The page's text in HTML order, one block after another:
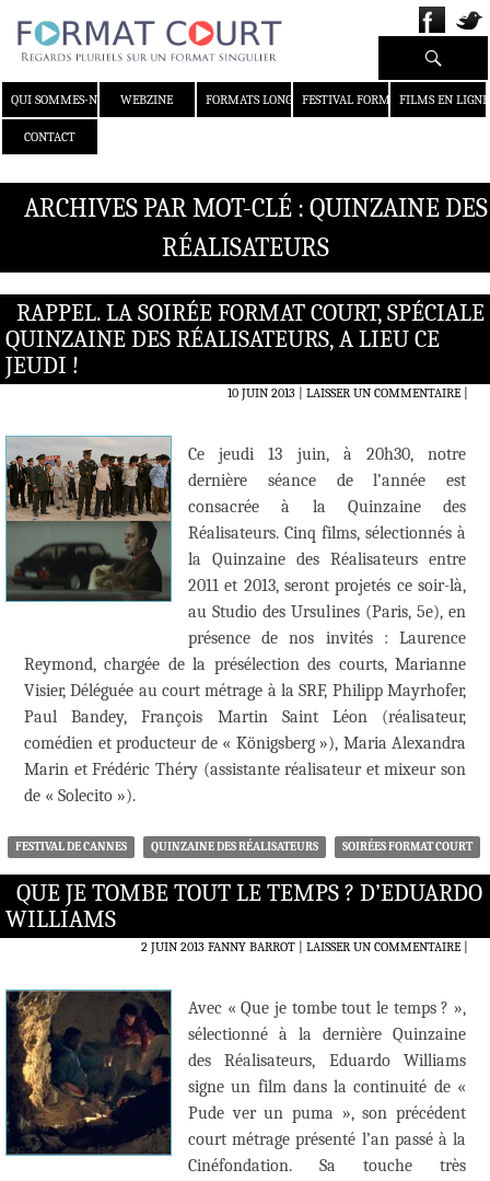
QUI SOMMES-NOUS ?WEBZINE FORMATS LONGS FESTIVAL FORMAT COURT
FILMS EN LIGNE
CONTACT
Recherche
ARCHIVES PAR MOT-CLÉ : QUINZAINE DES
RÉALISATEURS
RAPPEL. LA SOIRÉE FORMAT COURT, SPÉCIALE
QUINZAINE DES RÉALISATEURS, A LIEU CE
JEUDI !
10 JUIN 2013 LAISSER UN COMMENTAIRE|
Ce jeudi 13 juin, à 20h30, notre
dernière séance de l’année est
consacrée à la Quinzaine des
Réalisateurs. Cinq films, sélectionnés à
la Quinzaine des Réalisateurs entre
2011 et 2013, seront projetés ce soir-là,
au Studio des Ursulines (Paris, 5e), en
présence de nos invités : Laurence
Reymond, chargée de la présélection des courts, Marianne
Visier, Déléguée au court métrage à la SRF, Philipp Mayrhofer,
Paul Bandey, François Martin Saint Léon (réalisateur,
comédien et producteur de « Königsberg »), Maria Alexandra
Marin et Frédéric Théry (assistante réalisateur et mixeur son
de « Solecito »).
FESTIVAL DE CANNES QUINZAINE DES RÉALISATEURS SOIRÉES FORMAT COURT
QUE JE TOMBE TOUT LE TEMPS ? D’EDUARDO
WILLIAMS
2 JUIN 2013 FANNY BARROT LAISSER UN COMMENTAIRE|
Avec « Que je tombe tout le temps ? »,
sélectionné à la dernière Quinzaine
des Réalisateurs, Eduardo Williams
signe un film dans la continuité de «
Pude ver un puma », son précédent
court métrage présenté l’an passé à la
Cinéfondation. Sa touche très